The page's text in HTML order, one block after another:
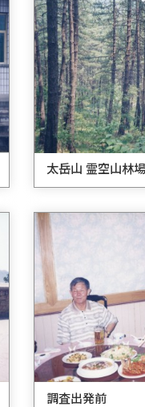
太岳山 霊空山林
調査出発前